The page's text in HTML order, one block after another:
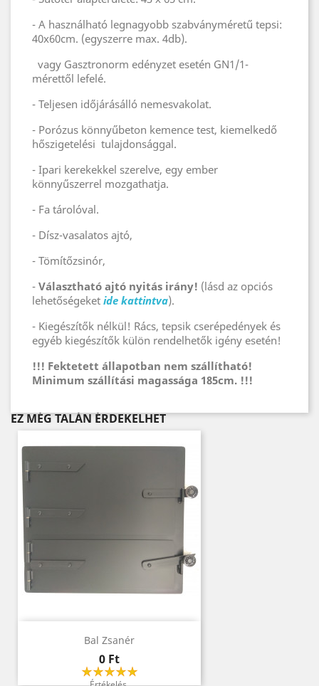
- A használható legnagyobb szabványméretű tepsi:
40x60cm. (egyszerre max. 4db).
vagy Gasztronorm edényzet esetén GN1/1-
mérettől lefelé.
- Teljesen időjárásálló nemesvakolat.
- Porózus könnyűbeton kemence test, kiemelkedő
hőszigetelési tulajdonsággal.
- Ipari kerekekkel szerelve, egy ember
könnyűszerrel mozgathatja.
- Fa tárolóval.
- Dísz-vasalatos ajtó,
- Tömítőzsinór,
- Választható ajtó nyitás irány! (lásd az opciós
lehetőségeket ide kattintva).
- Kiegészítők nélkül! Rács, tepsik cserépedények és
egyéb kiegészítők külön rendelhetők igény esetén!
!!! Fektetett állapotban nem szállítható!
Minimum szállítási magassága 185cm. !!!
EZ MÉG TALÁN ÉRDEKELHET
Bal Zsanér
Ár
0 Ft